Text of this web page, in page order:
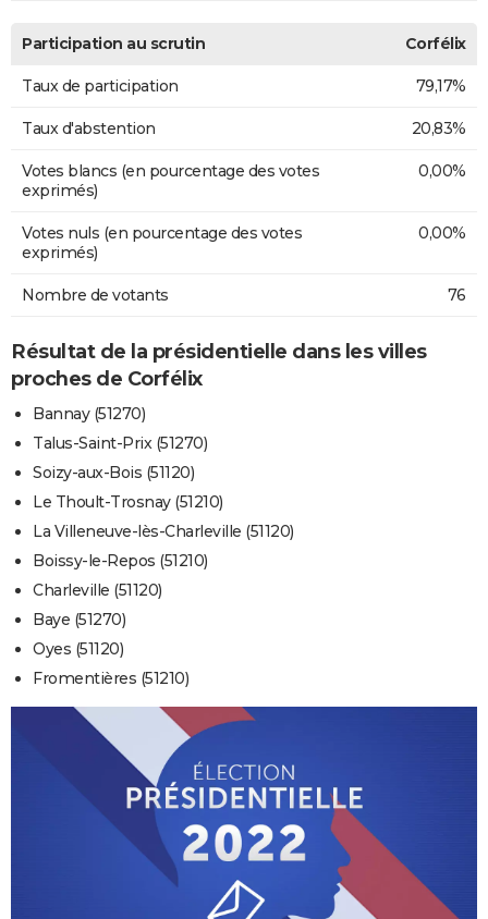
Participation au scrutin Corfélix
Taux de participation 79,17%
Taux d'abstention 20,83%
Votes blancs (en pourcentage des votes
exprimés)
0,00%
Votes nuls (en pourcentage des votes
exprimés)
0,00%
Nombre de votants 76
Résultat de la présidentielle dans les villes
proches de Corfélix
Bannay (51270)
Talus-Saint-Prix (51270)
Soizy-aux-Bois (51120)
Le Thoult-Trosnay (51210)
La Villeneuve-lès-Charleville (51120)
Boissy-le-Repos (51210)
Charleville (51120)
Baye (51270)
Oyes (51120)
Fromentières (51210)